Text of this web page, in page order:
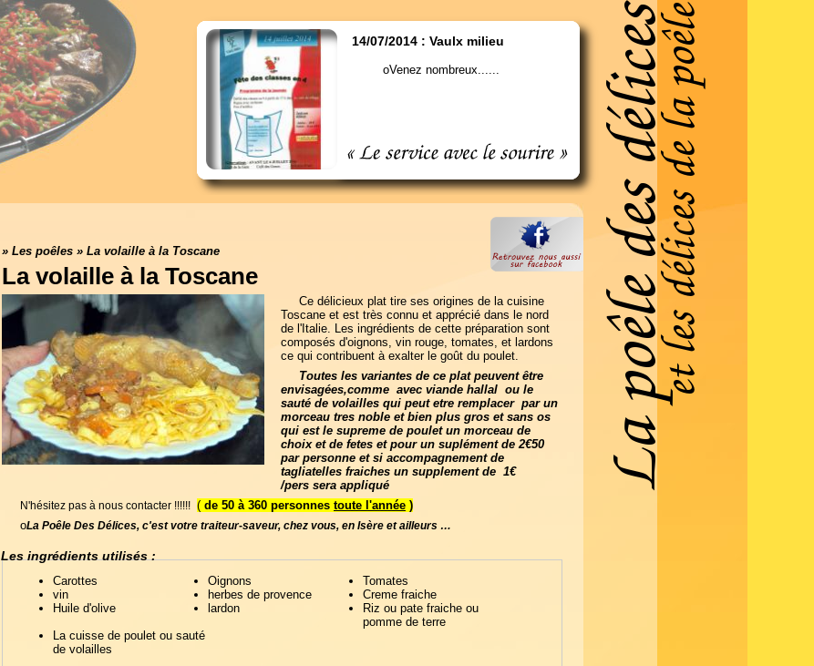
14/07/2014 : Vaulx milieu
oVenez nombreux......
» Les poêles » La volaille à la Toscane
La volaille à la Toscane
Ce délicieux plat tire ses origines de la cuisine
Toscane et est très connu et apprécié dans le nord
de l'Italie. Les ingrédients de cette préparation sont
composés d'oignons, vin rouge, tomates, et lardons
ce qui contribuent à exalter le goût du poulet.
Toutes les variantes de ce plat peuvent être
envisagées,comme avec viande hallal ou le
sauté de volailles qui peut etre remplacer par un
morceau tres noble et bien plus gros et sans os
qui est le supreme de poulet un morceau de
choix et de fetes et pour un suplément de 2€50
par personne et si accompagnement de
tagliatelles fraiches un supplement de 1€
/pers sera appliqué
N'hésitez pas à nous contacter !!!!!! ( de 50 à 360 personnes toute l'année )
oLa Poêle Des Délices, c'est votre traiteur-saveur, chez vous, en Isère et ailleurs …
Les ingrédients utilisés :
Carottes Oignons
Tomates
vin
herbes de provence
Creme fraiche
Huile d'olive
lardon
Riz ou pate fraiche ou
pomme de terre
La cuisse de poulet ou sauté
de volailles